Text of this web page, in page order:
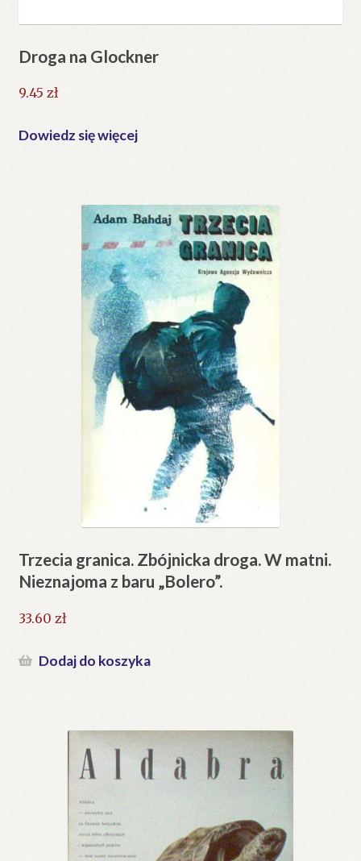
Droga na Glockner
9.45 zł
Dowiedz się więcej
Trzecia granica. Zbójnicka droga. W matni.
Nieznajoma z baru „Bolero”.
33.60 zł
Dodaj do koszyka